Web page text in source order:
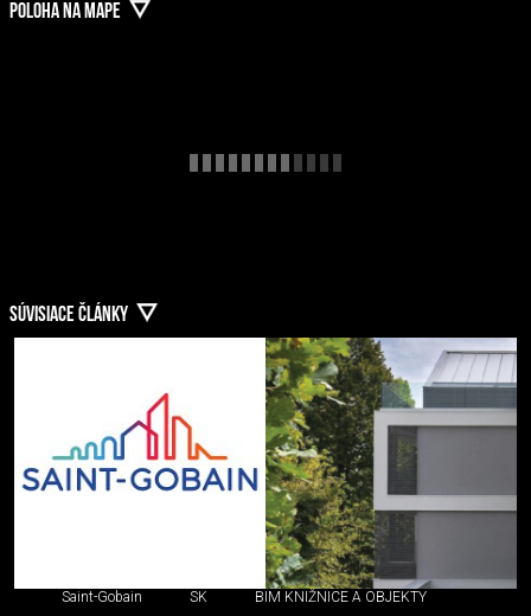
POLOHA NA MAPE
SÚVISIACE ČLÁNKY
Saint-Gobain SK BIM KNIŽNICE A OBJEKTY